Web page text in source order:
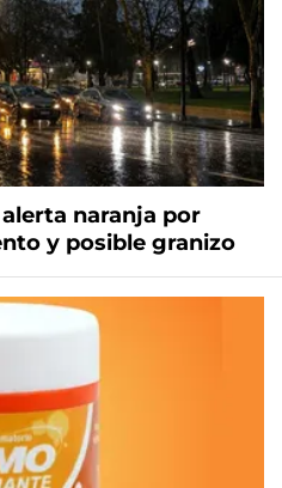
naranja por
y posible granizo